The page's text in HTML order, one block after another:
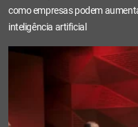
como empresas podem
inteligência artificial